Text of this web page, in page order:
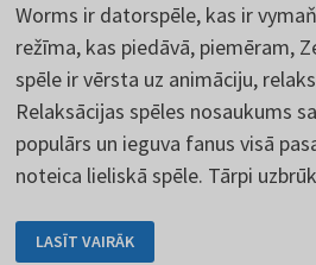
Worms ir datorspēle, kas ir
režīma, kas piedāvā, piemēram,
spēle ir vērsta uz animāciju,
Relaksācijas spēles nosaukums
populārs un ieguva fanus visā
noteica lieliskā spēle. Tārpi
TĀRPI
-LASĪT VAIRĀK